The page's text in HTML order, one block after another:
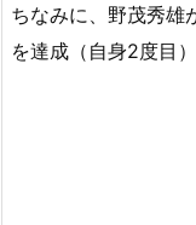
ちなみに、野茂秀雄
を達成（自身2度目